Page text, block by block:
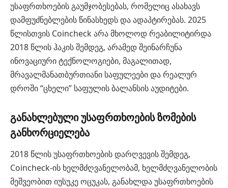
უსაფრთხოების გაუმჯობესებას, რომელიც ასახავს
დამფუძნებლების წინასხედს და ადაპტირებას. 2025
წლისთვის Coincheck არა მხოლოდ რეაბილიტირდა
2018 წლის ჰაკის შემდეგ, არამედ შეინარჩუნა
ინოვაციური ტექნოლოგიები, მაგალითად,
მრავალმანათბურთიანი საფულეები და რეალურ
დროში “ცხელი” საფულის ბალანსის აუდიტები.
განახლებული უსაფრთხოების ზომების
განხორციელება
2018 წლის უსაფრთხოების დარღვევის შემდეგ,
Coincheck-ის ხელმძღვანელობამ, ხელმძღვანელობის
მეშვეობით იუსუკე ოცუკას, განახლდა უსაფრთხოების